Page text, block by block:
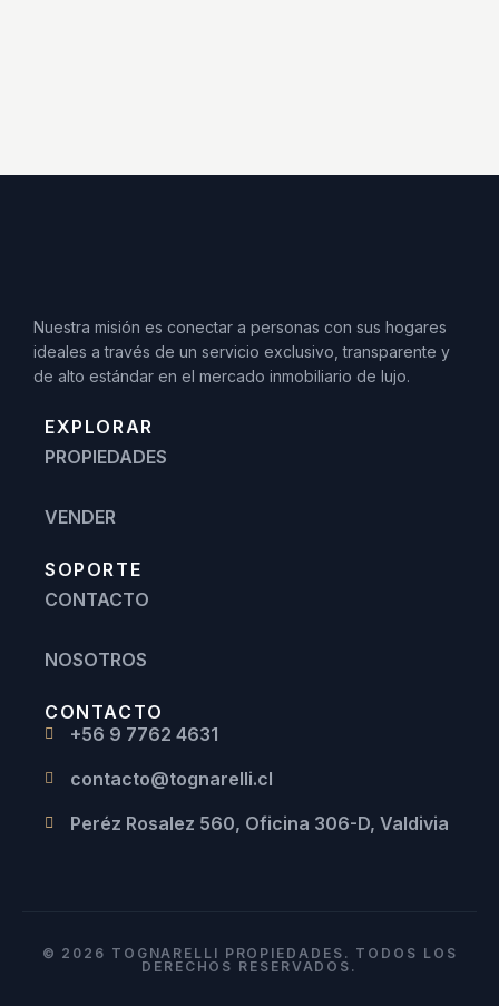
Nuestra misión es conectar a personas con sus hogares
ideales a través de un servicio exclusivo, transparente y
de alto estándar en el mercado inmobiliario de lujo.
EXPLORAR
PROPIEDADES
VENDER
SOPORTE
CONTACTO
NOSOTROS
CONTACTO
+56 9 7762 4631
contacto@tognarelli.cl
Peréz Rosalez 560, Oficina 306-D, Valdivia
© 2026 TOGNARELLI PROPIEDADES. TODOS LOS
DERECHOS RESERVADOS.